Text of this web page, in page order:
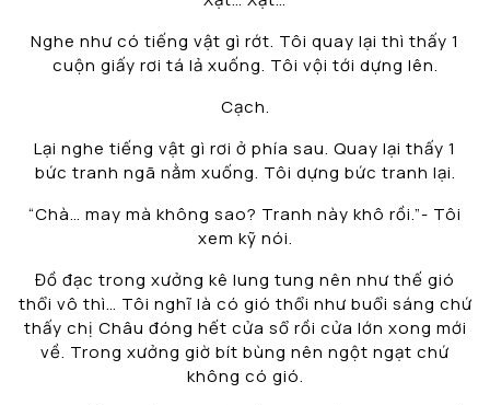
Nghe như có tiếng vật gì rớt. Tôi quay lại thì thấy 1
cuộn giấy rơi tá lả xuống. Tôi vội tới dựng lên.
Cạch.
Lại nghe tiếng vật gì rơi ở phía sau. Quay lại thấy 1
bức tranh ngã nằm xuống. Tôi dựng bức tranh lại.
“Chà… may mà không sao? Tranh này khô rồi.”- Tôi
xem kỹ nói.
Đồ đạc trong xưởng kê lung tung nên như thế gió
thổi vô thì… Tôi nghĩ là có gió thổi như buổi sáng chứ
thấy chị Châu đóng hết cửa sổ rồi cửa lớn xong mới
về. Trong xưởng giờ bít bùng nên ngột ngạt chứ
không có gió.